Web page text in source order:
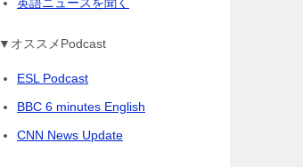
▼オススメPodcast
ESL Podcast
BBC 6 minutes English
CNN News Update